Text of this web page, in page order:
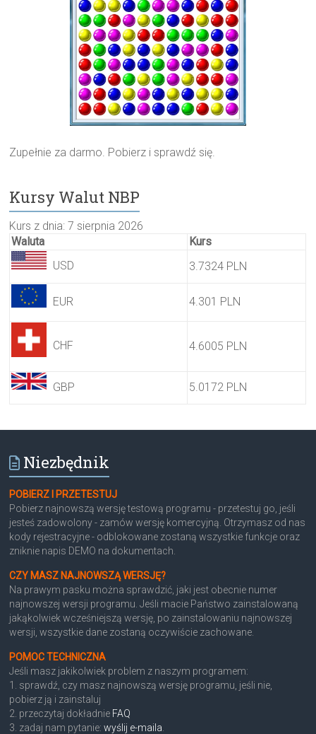
Zupełnie za darmo. Pobierz i sprawdź się.
Kursy Walut NBP
Kurs z dnia: 7 sierpnia 2026
Waluta
Kurs
USD
3.7324 PLN
EUR 4.301 PLN
CHF 4.6005 PLN
GBP 5.0172 PLN
Niezbędnik
POBIERZ I PRZETESTUJ
Pobierz najnowszą wersję testową programu - przetestuj go, jeśli
jesteś zadowolony - zamów wersję komercyjną. Otrzymasz od nas
kody rejestracyjne - odblokowane zostaną wszystkie funkcje oraz
zniknie napis DEMO na dokumentach.
CZY MASZ NAJNOWSZĄ WERSJĘ?
Na prawym pasku można sprawdzić, jaki jest obecnie numer
najnowszej wersji programu. Jeśli macie Państwo zainstalowaną
jakąkolwiek wcześniejszą wersję, po zainstalowaniu najnowszej
wersji, wszystkie dane zostaną oczywiście zachowane.
POMOC TECHNICZNA
Jeśli masz jakikolwiek problem z naszym programem:
1. sprawdź, czy masz najnowszą wersję programu, jeśli nie,
pobierz ją i zainstaluj
2. przeczytaj dokładnie FAQ
3. zadaj nam pytanie:wyślij e-maila